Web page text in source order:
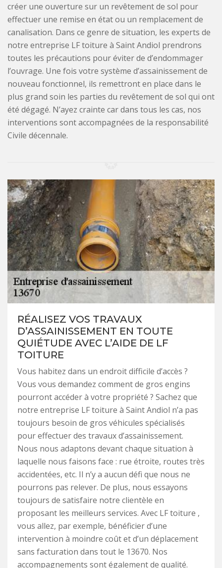
créer une ouverture sur un revêtement de sol pour
effectuer une remise en état ou un remplacement de
canalisation. Dans ce genre de situation, les experts de
notre entreprise LF toiture à Saint Andiol prendrons
toutes les précautions pour éviter de d’endommager
l’ouvrage. Une fois votre système d’assainissement de
nouveau fonctionnel, ils remettront en place dans le
plus grand soin les parties du revêtement de sol qui ont
été dégagé. N’ayez crainte car dans tous les cas, nos
interventions sont accompagnées de la responsabilité
Civile décennale.
RÉALISEZ VOS TRAVAUX
D’ASSAINISSEMENT EN TOUTE
QUIÉTUDE AVEC L’AIDE DE LF
TOITURE
Vous habitez dans un endroit difficile d’accès ?
Vous vous demandez comment de gros engins
pourront accéder à votre propriété ? Sachez que
notre entreprise LF toiture à Saint Andiol n’a pas
toujours besoin de gros véhicules spécialisés
pour effectuer des travaux d’assainissement.
Nous nous adaptons devant chaque situation à
laquelle nous faisons face : rue étroite, routes très
accidentées, etc. Il n’y a aucun défi que nous ne
pourrons pas relever. De plus, nous essayons
toujours de satisfaire notre clientèle en
proposant les meilleurs services. Avec LF toiture ,
vous allez, par exemple, bénéficier d’une
intervention à moindre coût et d’un déplacement
sans facturation dans tout le 13670. Nos
accompagnements sont également de qualité.